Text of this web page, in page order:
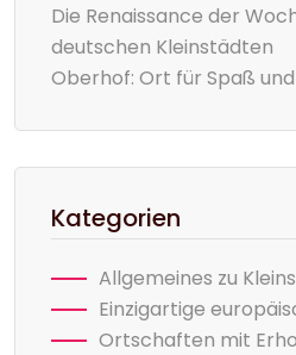
Die Renaissance der
deutschen Kleinstädten
Oberhof: Ort für Spaß
Kategorien
Allgemeines zu
Einzigartige
Ortschaften mit